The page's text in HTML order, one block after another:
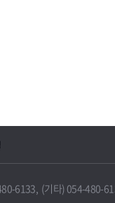
을 때에는 지체 없이 해
6133, (기타) 054-480-